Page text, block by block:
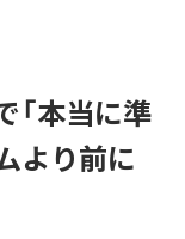
「本当に準
より前に